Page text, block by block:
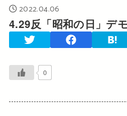
2022.04.06
4.29反「昭和の日」デ
0